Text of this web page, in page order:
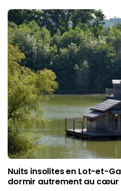
Nuits insolites en Lot-et-
dormir autrement au cœur